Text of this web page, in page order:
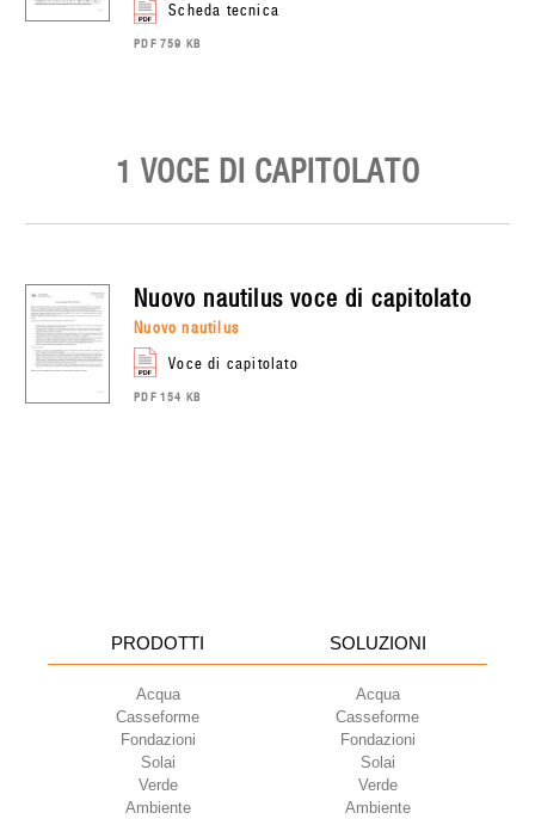
scheda tecnica
PDF 759 KB
1 VOCE DI CAPITOLATO
nuovo nautilusvoce di capitolato
nuovo nautilus
voce di capitolato
PDF 154 KB
PRODOTTI
Acqua
Casseforme
Fondazioni
Solai
Verde
Ambiente
SOLUZIONI
Acqua
Casseforme
Fondazioni
Solai
Verde
Ambiente